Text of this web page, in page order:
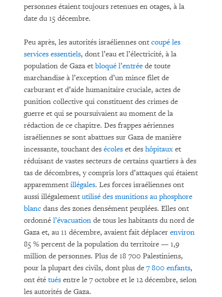
personnes étaient toujours retenues en otages, à la
date du 15 décembre.
Peu après, les autorités israéliennes ont coupé les
services essentiels, dont l’eau et l’électricité, à la
population de Gaza et bloqué l’entrée de toute
marchandise à l’exception d’un mince filet de
carburant et d’aide humanitaire cruciale, actes de
punition collective qui constituent des crimes de
guerre et qui se poursuivaient au moment de la
rédaction de ce chapitre. Des frappes aériennes
israéliennes se sont abattues sur Gaza de manière
incessante, touchant des écoles et des hôpitaux et
réduisant de vastes secteurs de certains quartiers à des
tas de décombres, y compris lors d’attaques qui étaient
apparemment illégales. Les forces israéliennes ont
aussi illégalement utilisé des munitions au phosphore
blanc dans des zones densément peuplées. Elles ont
ordonné l’évacuation de tous les habitants du nord de
Gaza et, au 11 décembre, avaient fait déplacer environ
85 % percent de la population du territoire — 1,9
million de personnes. Plus de 18 700 Palestiniens,
pour la plupart des civils, dont plus de 7 800 enfants,
ont été tués entre le 7 octobre et le 12 décembre, selon
les autorités de Gaza.